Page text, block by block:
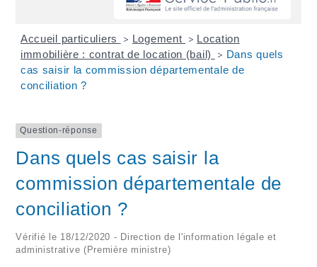
Accueil particuliers > Logement > Location
immobilière : contrat de location (bail)
> Dans quels
cas saisir la commission départementale de
conciliation ?
Question-réponse
Dans quels cas saisir la
commission départementale de
conciliation ?
Vérifié le 18/12/2020 - Direction de l'information légale et
administrative (Première ministre)